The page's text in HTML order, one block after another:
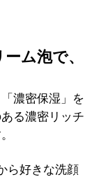
ム泡で、
濃密保湿」を
る濃密リッチ
ら好きな洗顔